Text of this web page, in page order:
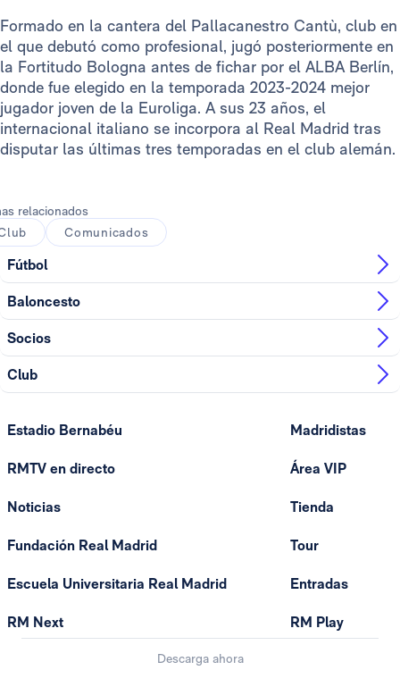
Formado en la cantera del Pallacanestro Cantù, club en
el que debutó como profesional, jugó posteriormente en
la Fortitudo Bologna antes de fichar por el ALBA Berlín,
donde fue elegido en la temporada 2023-2024 mejor
jugador joven de la Euroliga. A sus 23 años, el
internacional italiano se incorpora al Real Madrid tras
disputar las últimas tres temporadas en el club alemán.
relacionados
Comunicados
Fútbol
Baloncesto
Socios
Club
Estadio Bernabéu
RMTV en directo
Noticias
Fundación Real Madrid
Escuela Universitaria Real Madrid
RM Next
Madridistas
Área VIP
Tienda
Tour
Entradas
RM Play
Descarga ahora